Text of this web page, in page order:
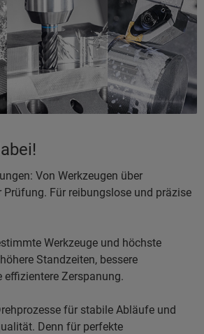
Von Werkzeugen über
Für reibungslose und präzise
Werkzeuge und höchste
Standzeiten, bessere
effizientere Zerspanung.
für stabile Abläufe und
Denn für perfekte